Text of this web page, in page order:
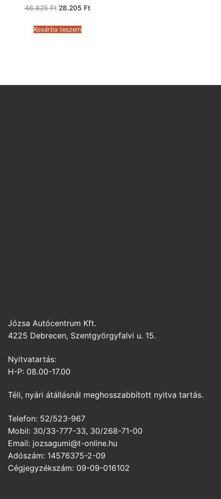
46.825Ft Original
46.825 Ft.
28.205 FtCurrent
Kosárba teszem
Józsa Autócentrum Kft.
4225 Debrecen, Szentgyörgyfalvi u. 15.
Nyitvatartás:
H-P: 08.00-17.00
Téli, nyári átállásnál meghosszabbított nyitva tartás.
Telefon: 52/523-967
Mobil: 30/33-777-33, 30/268-71-00
Email: jozsagumi@t-online.hu
Adószám: 14576375-2-09
Cégjegyzékszám: 09-09-016102